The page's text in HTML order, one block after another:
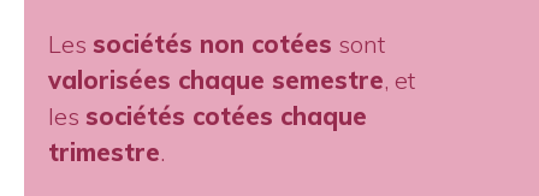
Les sociétés non cotées sont
valorisées chaque semestre, et
les sociétés cotées chaque
trimestre.